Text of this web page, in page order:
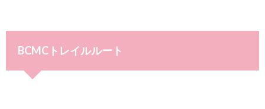
BCMCトレイルルート